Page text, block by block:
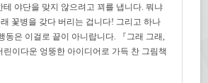
테 야단을 맞지 않으려고 꾀를 냅니다. 뭐냐
꽃병을 갖다 버리는 겁니다! 그리고 하나
동은 이걸로 끝이 아니랍니다. 『그래 그래,
린이다운 엉뚱한 아이디어로 가득 찬 그림책